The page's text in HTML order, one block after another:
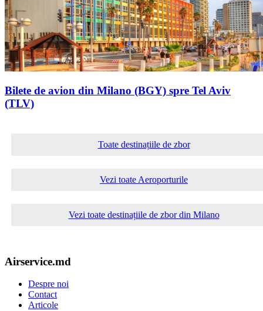
Bilete de avion din Milano (BGY) spre Tel Aviv
(TLV)
Toate destinațiile de zbor
Vezi toate Aeroporturile
Vezi toate destinațiile de zbor din Milano
Airservice.md
Despre noi
Contact
Articole